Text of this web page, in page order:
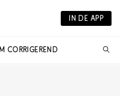
IN DE APP
CORRIGEREND